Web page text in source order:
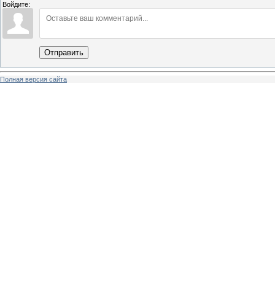
Войдите:
Отправить
Полная версия сайта